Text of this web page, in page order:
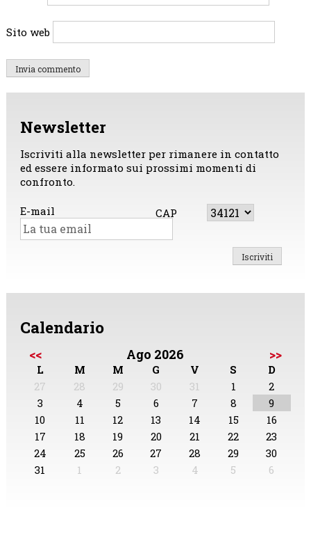
Sito web
Newsletter
Iscriviti alla newsletter per rimanere in contatto
ed essere informato sui prossimi momenti di
confronto.
E-mail CAP
Calendario
<< Ago 2026 >>
L M M G V S
D
27
28 29 30 31 1
2
3
4 5 6 7 8
9
10
11 12 13 14 15
16
17
18 19 20 21 22
23
24
25 26 27 28 29
30
31
1 2 3 4 5 6